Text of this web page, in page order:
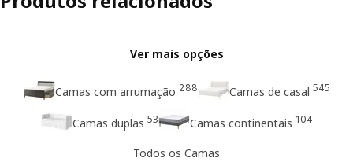
Ver mais opções
Camas com arrumação 288 Camas de casal 545
Camas duplas 53 Camas continentais 104
Todos os Camas